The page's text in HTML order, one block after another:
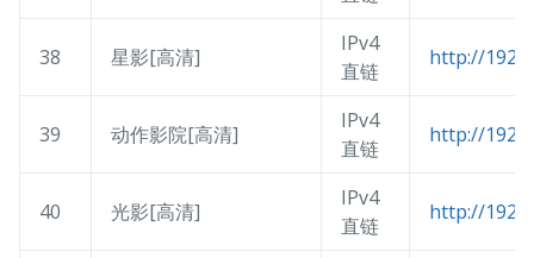
38 星影[高清]
IPv4
直链
http://
39 动作影院[高清]
IPv4
直链
http://
40 光影[高清]
IPv4
直链
http://